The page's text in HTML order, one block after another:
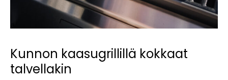
Kunnon kaasugrillillä kokkaat
talvellakin